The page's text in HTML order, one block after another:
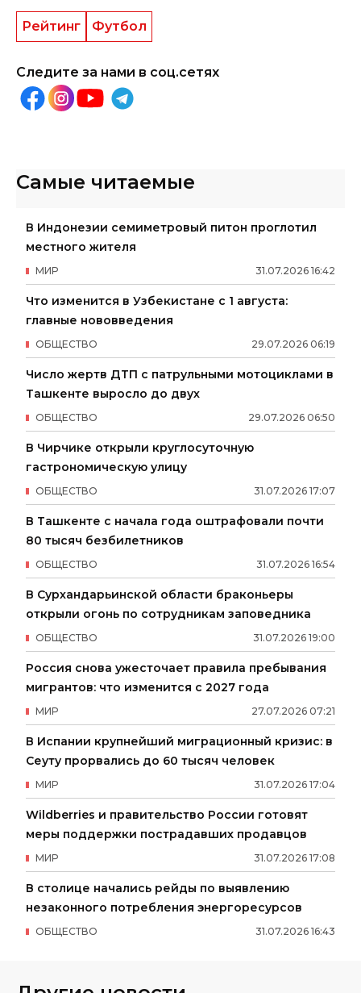
Рейтинг Футбол
Следите за нами в соц.сетях
Самые читаемые
В Индонезии семиметровый питон проглотил
местного жителя
31.07.2026 16:42
МИР
Что изменится в Узбекистане с 1 августа:
главные нововведения
29.07.2026 06:19
ОБЩЕСТВО
Число жертв ДТП с патрульными мотоциклами в
Ташкенте выросло до двух
29.07.2026 06:50
ОБЩЕСТВО
В Чирчике открыли круглосуточную
гастрономическую улицу
31.07.2026 17:07
ОБЩЕСТВО
В Ташкенте с начала года оштрафовали почти
80 тысяч безбилетников
31.07.2026 16:54
ОБЩЕСТВО
В Сурхандарьинской области браконьеры
открыли огонь по сотрудникам заповедника
31.07.2026 19:00
ОБЩЕСТВО
Россия снова ужесточает правила пребывания
мигрантов: что изменится с 2027 года
27.07.2026 07:21
МИР
В Испании крупнейший миграционный кризис: в
Сеуту прорвались до 60 тысяч человек
31.07.2026 17:04
МИР
Wildberries и правительство России готовят
меры поддержки пострадавших продавцов
31.07.2026 17:08
МИР
В столице начались рейды по выявлению
незаконного потребления энергоресурсов
31.07.2026 16:43
ОБЩЕСТВО